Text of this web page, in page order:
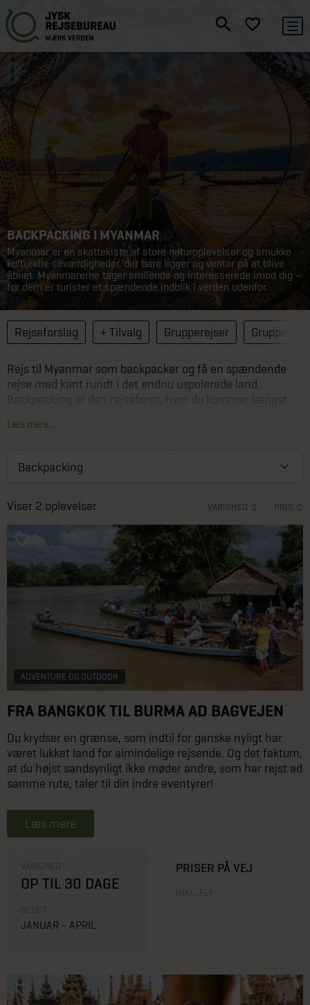
BACKPACKING I MYANMAR
Myanmar er en skattekiste af store naturoplevelser og smukke
kulturelle seværdigheder, der bare ligger og venter på at blive
åbnet. Myanmarerne tager smilende og interesserede imod dig –
for dem er turister et spændende indblik i verden udenfor.
Rejseforslag + Tilvalg Grupperejser
Rejs til Myanmar som backpacker og få en spændende
rejse med kant rundt i det endnu uspolerede land.
Backpacking er den rejseform, hvor du kommer længst
på landet.
Læs mere...
VARIGHED PRIS
Viser 2 oplevelser
ADVENTURE OG OUTDOOR
FRA BANGKOK TIL BURMA AD BAGVEJEN
Du krydser en grænse, som indtil for ganske nyligt har
været lukket land for almindelige rejsende. Og det faktum,
at du højst sandsynligt ikke møder andre, som har rejst ad
samme rute, taler til din indre eventyrer!
Læs mere
VARIGHED
OP TIL 30 DAGE
BEDST
JANUAR - APRIL
PRISER PÅ VEJ
INKL. FLY